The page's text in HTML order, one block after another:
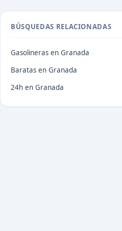
BÚSQUEDAS RELACIONADAS
Gasolineras en Granada
Baratas en Granada
24h en Granada